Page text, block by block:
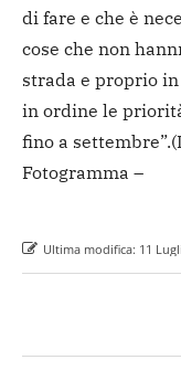
di fare e che è
cose che non
strada e proprio
in ordine le
fino a settembre”.
Fotogramma –
Ultima modifica: 11